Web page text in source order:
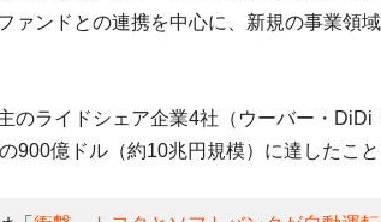
ァンドとの連携を中心に、新規の事業領
のライドシェア企業4社（ウーバー・DiDi
900億ドル（約10兆円規模）に達したこと